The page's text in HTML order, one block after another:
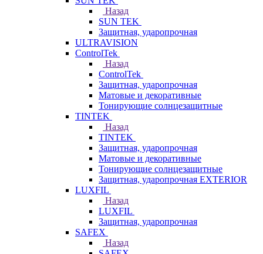
Назад
SUN TEK
Защитная, ударопрочная
ULTRAVISION
ControlTek
Назад
ControlTek
Защитная, ударопрочная
Матовые и декоративные
Тонирующие солнцезащитные
TINTEK
Назад
TINTEK
Защитная, ударопрочная
Матовые и декоративные
Тонирующие солнцезащитные
Защитная, ударопрочная EXTERIOR
LUXFIL
Назад
LUXFIL
Защитная, ударопрочная
SAFEX
Назад